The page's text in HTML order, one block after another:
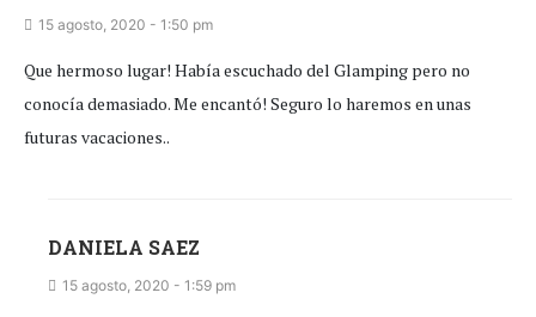
15 agosto, 2020 - 1:50 pm
Que hermoso lugar! Había escuchado del Glamping pero no
conocía demasiado. Me encantó! Seguro lo haremos en unas
futuras vacaciones..
DANIELA SAEZ
15 agosto, 2020 - 1:59 pm